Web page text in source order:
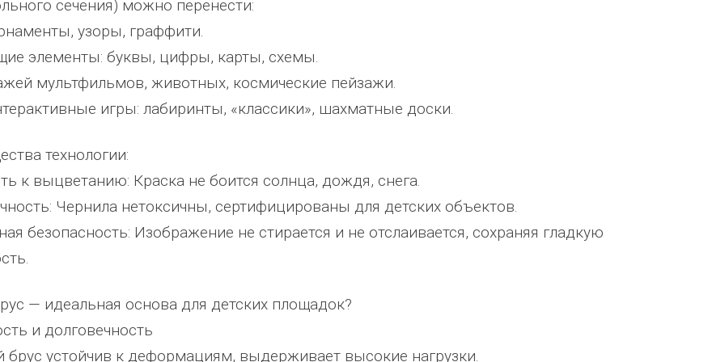
проживающих жителя, нет магазина,
сечения) можно перенести:
узоры, граффити.
элементы: буквы, цифры, карты, схемы.
мультфильмов, животных, космические пейзажи.
игры: лабиринты, «классики», шахматные доски.
технологии:
к выцветанию: Краска не боится солнца, дождя, снега.
Чернила нетоксичны, сертифицированы для детских объектов.
безопасность: Изображение не стирается и не отслаивается, сохраняя гладкую
— идеальная основа для детских площадок?
и долговечность
брус устойчив к деформациям, выдерживает высокие нагрузки.